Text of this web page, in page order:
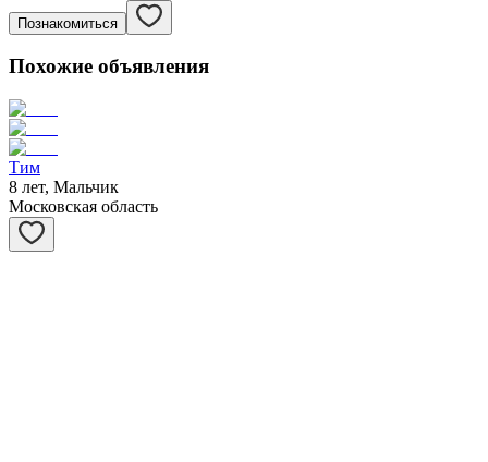
Познакомиться
Похожие объявления
Тим
8 лет, Мальчик
Московская область